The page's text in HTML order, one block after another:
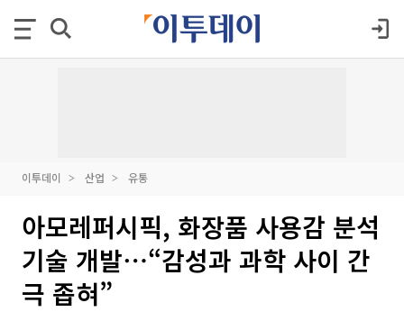
이투데이 산업 유통
아모레퍼시픽, 화장품 사용감 분석
기술 개발⋯“감성과 과학 사이 간
극 좁혀”